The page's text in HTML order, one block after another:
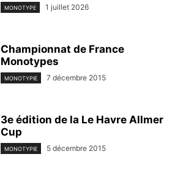
MONOTYPE 1 juillet 2026
Championnat de France
Monotypes
MONOTYPIE 7 décembre 2015
3e édition de la Le Havre Allmer
Cup
MONOTYPIE 5 décembre 2015